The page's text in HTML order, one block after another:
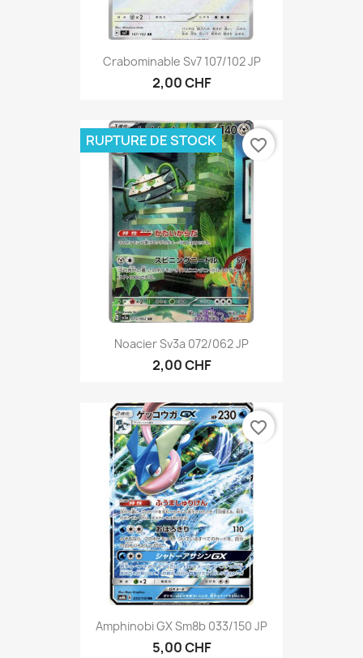
Crabominable Sv7 107/102 JP
2,00 CHF
Noacier Sv3a 072/062 JP
2,00 CHF
RUPTURE DE STOCK favorite_border
Amphinobi GX Sm8b 033/150 JP
5,00 CHF
favorite_border